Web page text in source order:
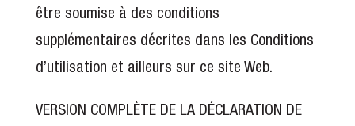
être soumise à des conditions
supplémentaires décrites dans les Conditions
d’utilisation et ailleurs sur ce site Web.
VERSION COMPLÈTE DE LA DÉCLARATION DE